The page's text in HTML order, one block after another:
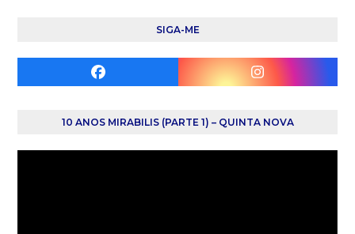
SIGA-ME
Facebook Instagram
10 ANOS MIRABILIS (PARTE 1) – QUINTA NOVA